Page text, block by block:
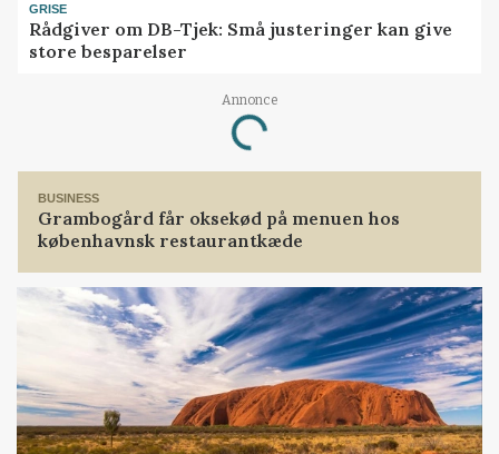
GRISE
Rådgiver om DB-Tjek: Små justeringer kan give
store besparelser
Annonce
Loading...
BUSINESS
Grambogård får oksekød på menuen hos
københavnsk restaurantkæde